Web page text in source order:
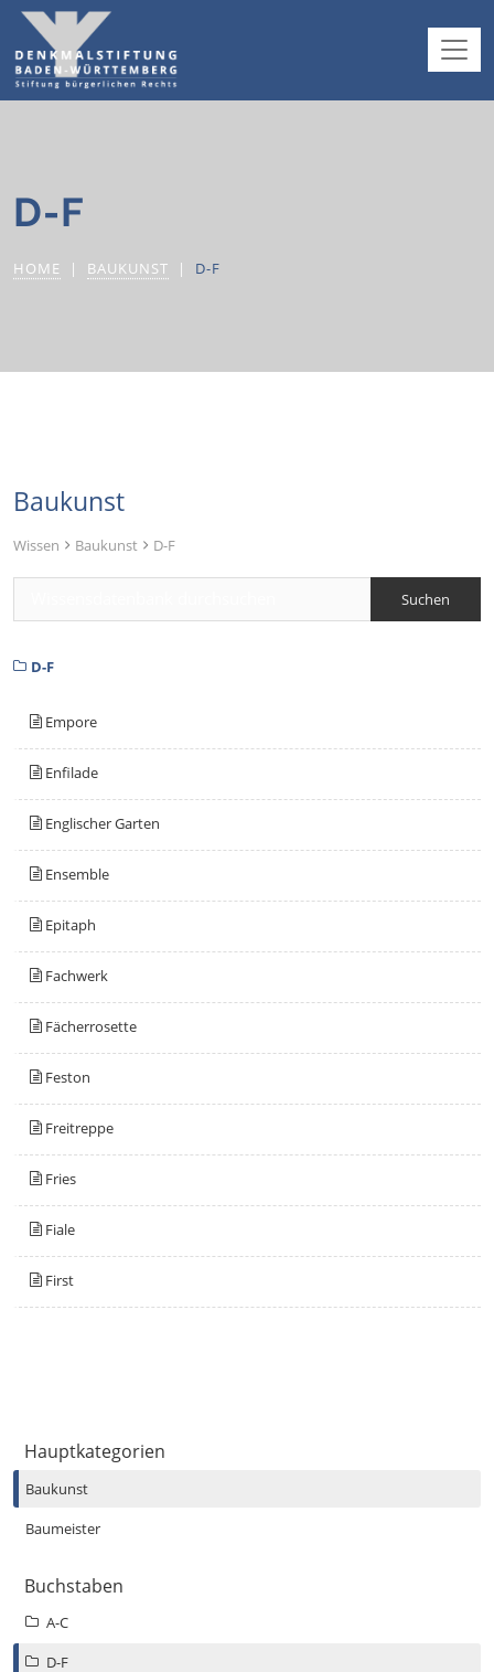
D-F
HOME BAUKUNST D-F
Baukunst
Wissen Baukunst D-F
D-F
Empore
Enfilade
Englischer Garten
Ensemble
Epitaph
Fachwerk
Fächerrosette
Feston
Freitreppe
Fries
Fiale
First
Hauptkategorien
Baukunst
Baumeister
Buchstaben
A-C
D-F